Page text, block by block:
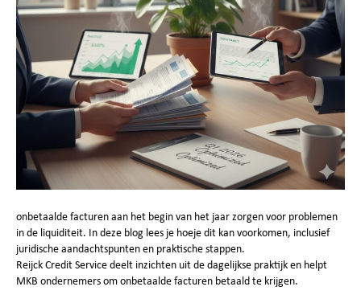
onbetaalde facturen aan het begin van het jaar zorgen voor problemen
in de liquiditeit. In deze blog lees je hoeje dit kan voorkomen, inclusief
juridische aandachtspunten en praktische stappen.
Reijck Credit Service deelt inzichten uit de dagelijkse praktijk en helpt
MKB ondernemers om onbetaalde facturen betaald te krijgen.